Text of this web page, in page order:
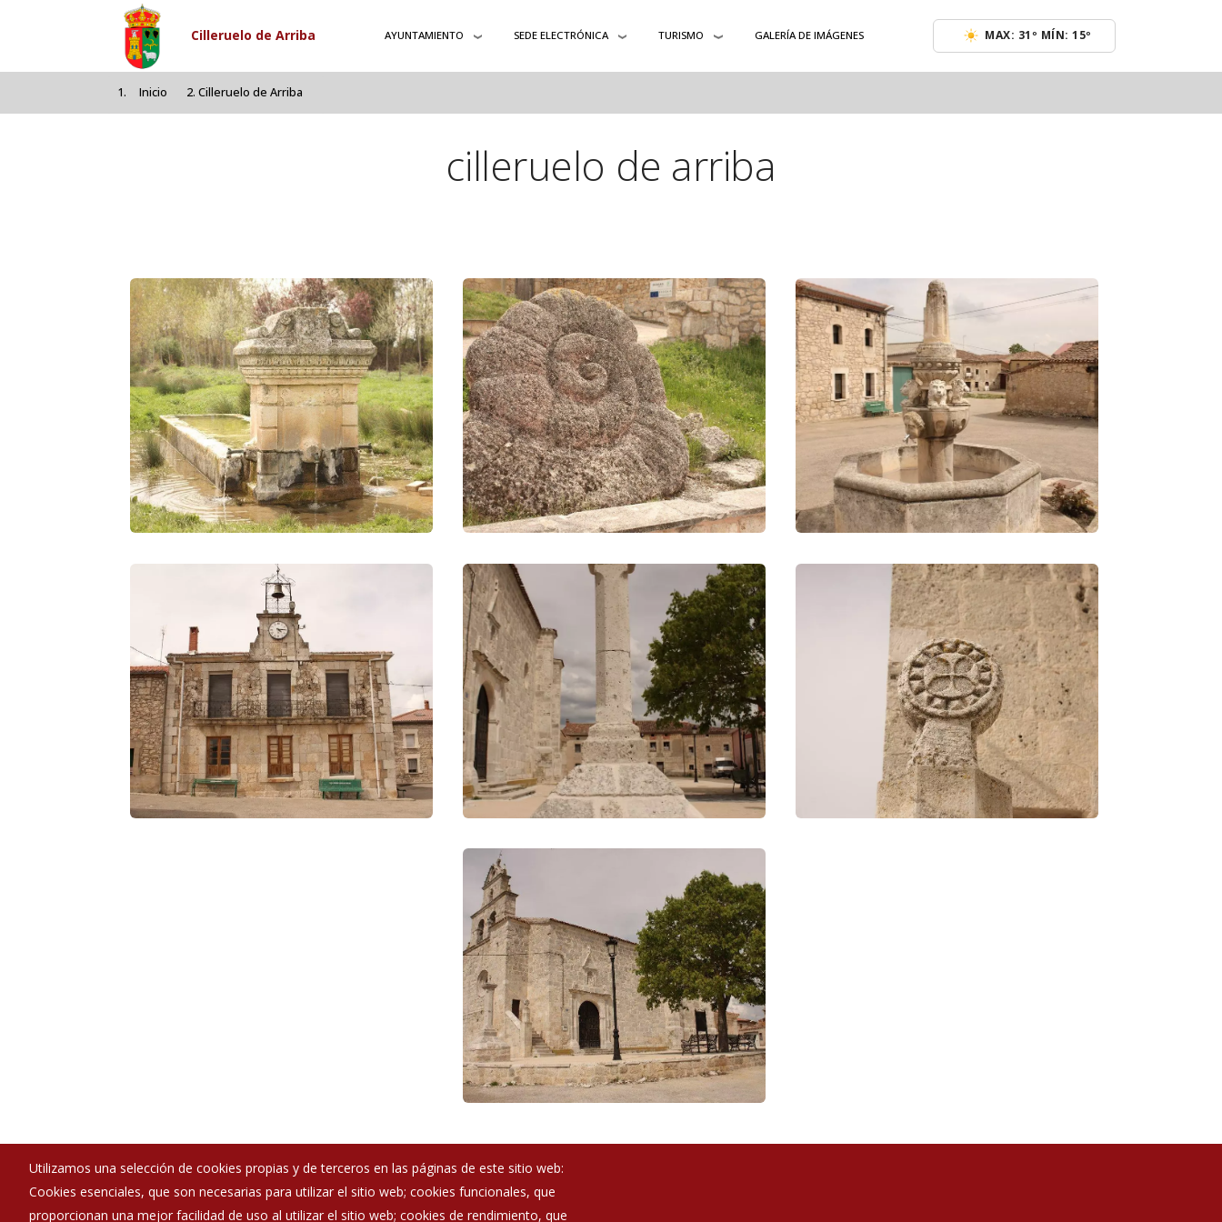
Pasar al contenido principal
Cilleruelo de Arriba AYUNTAMIENTO SEDE ELECTRÓNICA TURISMO GALERÍA DE IMÁGENES MAX: 31º MÍN: 15º
Inicio Cilleruelo de Arriba
cilleruelo de arriba
Utilizamos una selección de cookies propias y de terceros en las páginas de este sitio web:
Cookies esenciales, que son necesarias para utilizar el sitio web; cookies funcionales, que
proporcionan una mejor facilidad de uso al utilizar el sitio web; cookies de rendimiento, que
Ayuntamiento de Cilleruelo de Arriba
: Plaza 1 - 09349